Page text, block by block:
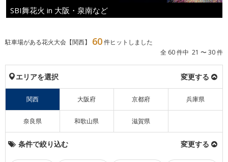
SBI舞花火 in 大阪・泉南など
駐車場がある花火大会【関西】 60件ヒットしました
全 60 件中 21 〜 30 件
エリアを選択 変更する
関西 大阪府 京都府 兵庫県
奈良県 和歌山県 滋賀県
条件で絞り込む 変更する